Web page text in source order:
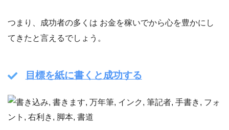
つまり、成功者の多くは お金を稼いでから心を豊かにし
てきたと言えるでしょう。
目標を紙に書くと成功する